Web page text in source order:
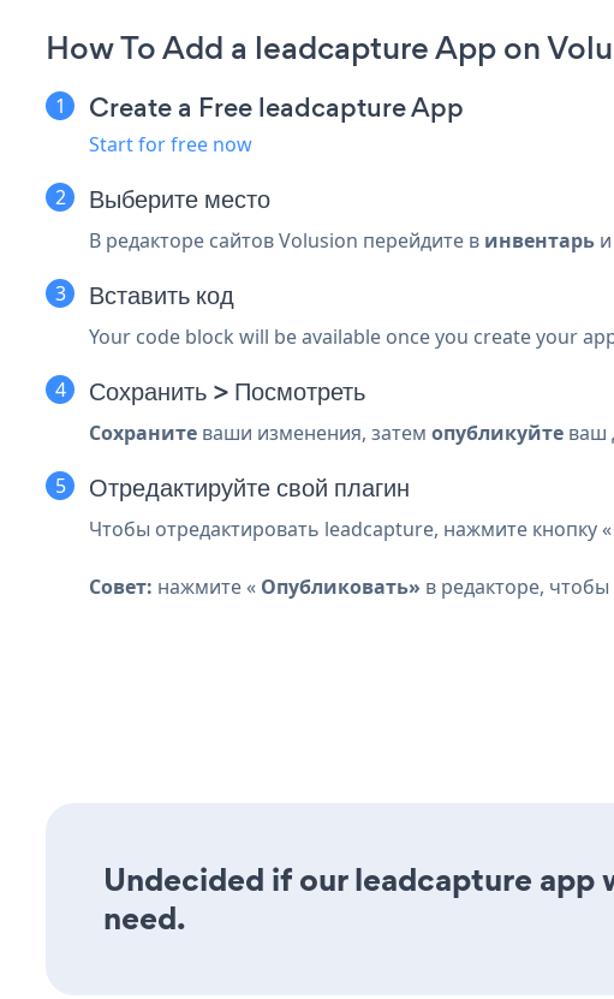
How To Add a leadcapture App on
Create a Free leadcapture App
Start for free now
Выберите место
В редакторе сайтов Volusion перейдите в инвентарь
Вставить код
Your code block will be available once you create your
Сохранить > Посмотреть
Сохраните ваши изменения, затем опубликуйте ваш
Отредактируйте свой плагин
Чтобы отредактировать leadcapture, нажмите кнопку «
Совет: нажмите « Опубликовать» в редакторе,
Undecided if our leadcapture app
need.